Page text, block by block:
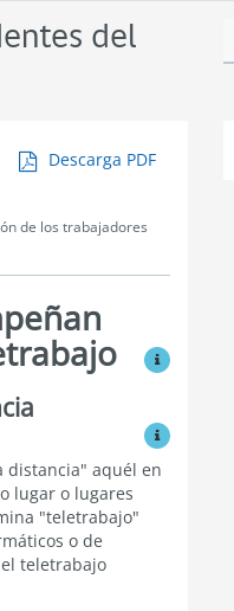
del
Descarga PDF
de los trabajadores
Ver
Ver
distancia" aquél en
lugar o lugares
"teletrabajo"
o de
teletrabajo